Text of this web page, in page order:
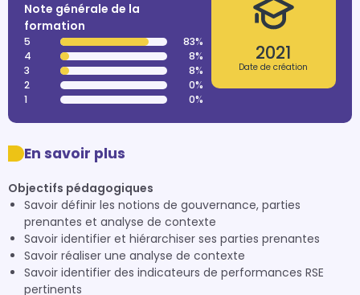
Note générale de la
formation
5
83%
4
8%
3
8%
2
0%
1
0%
2021
Date de création
En savoir plus
Objectifs pédagogiques
Savoir définir les notions de gouvernance, parties
prenantes et analyse de contexte
Savoir identifier et hiérarchiser ses parties prenantes
Savoir réaliser une analyse de contexte
Savoir identifier des indicateurs de performances RSE
pertinents